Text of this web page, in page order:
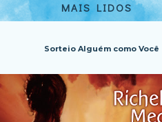
MAIS LIDOS
Sorteio Alguém como Você